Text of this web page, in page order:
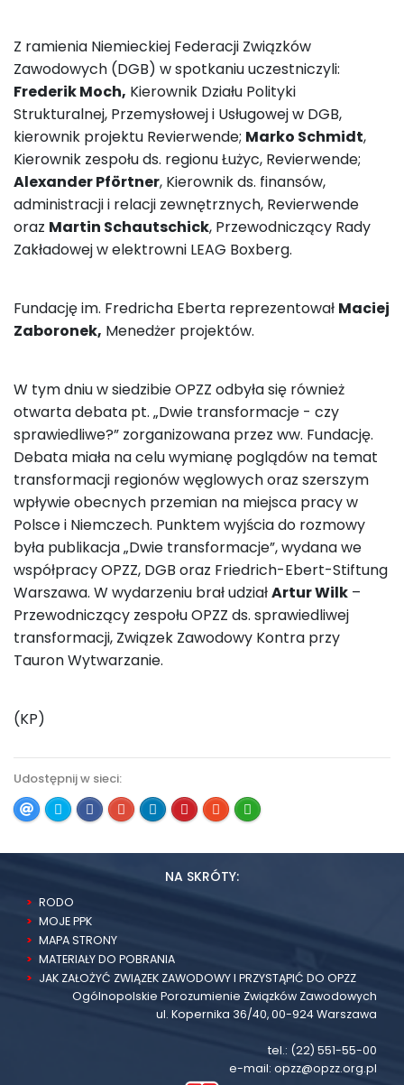
Z ramienia Niemieckiej Federacji Związków
Zawodowych (DGB) w spotkaniu uczestniczyli:
Frederik Moch, Kierownik Działu Polityki
Strukturalnej, Przemysłowej i Usługowej w DGB,
kierownik projektu Revierwende; Marko Schmidt,
Kierownik zespołu ds. regionu Łużyc, Revierwende;
Alexander Pförtner, Kierownik ds. finansów,
administracji i relacji zewnętrznych, Revierwende
oraz Martin Schautschick, Przewodniczący Rady
Zakładowej w elektrowni LEAG Boxberg.
Fundację im. Fredricha Eberta reprezentował Maciej
Zaboronek, Menedżer projektów.
W tym dniu w siedzibie OPZZ odbyła się również
otwarta debata pt. „Dwie transformacje - czy
sprawiedliwe?” zorganizowana przez ww. Fundację.
Debata miała na celu wymianę poglądów na temat
transformacji regionów węglowych oraz szerszym
wpływie obecnych przemian na miejsca pracy w
Polsce i Niemczech. Punktem wyjścia do rozmowy
była publikacja „Dwie transformacje”, wydana we
współpracy OPZZ, DGB oraz Friedrich-Ebert-Stiftung
Warszawa. W wydarzeniu brał udziałArtur Wilk –
Przewodniczący zespołu OPZZ ds. sprawiedliwej
transformacji, Związek Zawodowy Kontra przy
Tauron Wytwarzanie.
(KP)
Udostępnij w sieci:
NA SKRÓTY:
RODO
MOJE PPK
MAPA STRONY
MATERIAŁY DO POBRANIA
JAK ZAŁOŻYĆ ZWIĄZEK ZAWODOWY I PRZYSTĄPIĆ DO OPZZ
Ogólnopolskie Porozumienie Związków Zawodowych
ul. Kopernika 36/40, 00-924 Warszawa
tel.: (22) 551-55-00
e-mail: opzz@opzz.org.pl